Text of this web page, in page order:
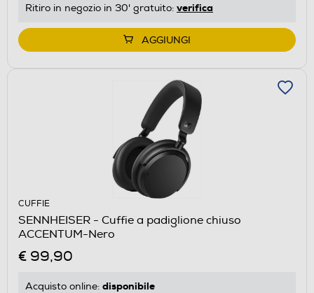
Ritiro in negozio in 30' gratuito: verifica
AGGIUNGI
CUFFIE
SENNHEISER - Cuffie a padiglione chiuso
ACCENTUM-Nero
€ 99,90
Acquisto online: disponibile